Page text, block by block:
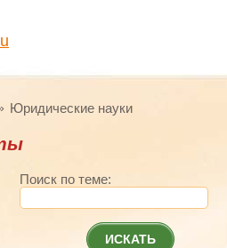
Юридические науки
Поиск по теме:
ИСКАТЬ